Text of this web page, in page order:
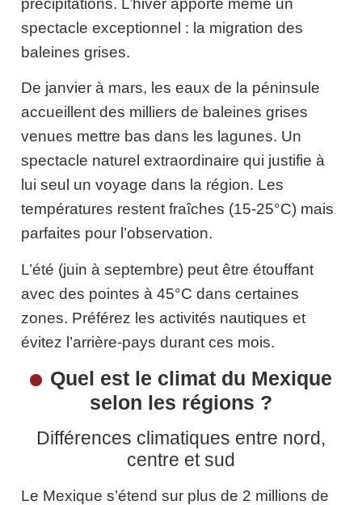
précipitations. L’hiver apporte même un
spectacle exceptionnel : la migration des
baleines grises.
De janvier à mars, les eaux de la péninsule
accueillent des milliers de baleines grises
venues mettre bas dans les lagunes. Un
spectacle naturel extraordinaire qui justifie à
lui seul un voyage dans la région. Les
températures restent fraîches (15-25°C) mais
parfaites pour l’observation.
L’été (juin à septembre) peut être étouffant
avec des pointes à 45°C dans certaines
zones. Préférez les activités nautiques et
évitez l’arrière-pays durant ces mois.
Quel est le climat du Mexique
selon les régions ?
Différences climatiques entre nord,
centre et sud
Le Mexique s’étend sur plus de 2 millions de